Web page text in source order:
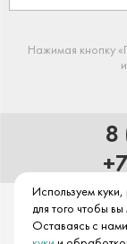
Используем куки,
для того чтобы
Оставаясь с
Нажимая кнопку
8